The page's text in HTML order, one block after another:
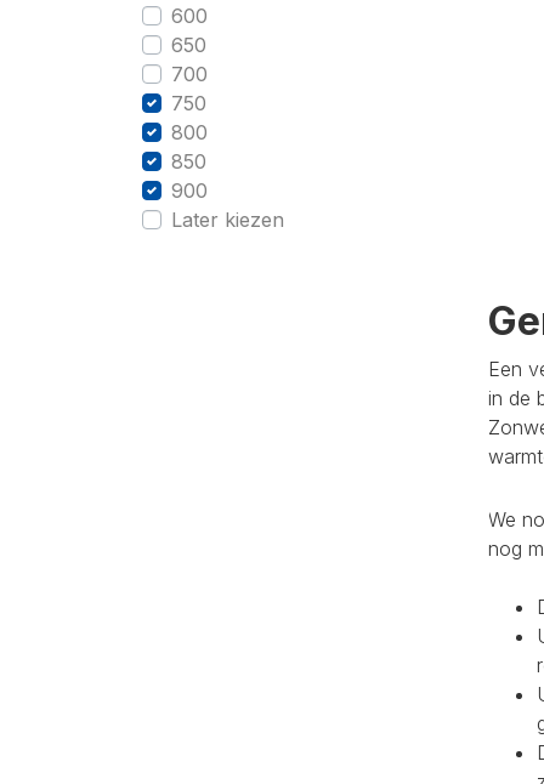
600
650
700
750
800
850
900
Later kiezen
Een
in de
We
nog